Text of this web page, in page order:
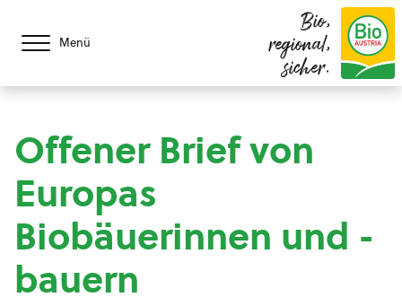
Menü
Bio,
regional,
sicher.
Offener Brief von
Europas
Biobäuerinnen und -
bauern